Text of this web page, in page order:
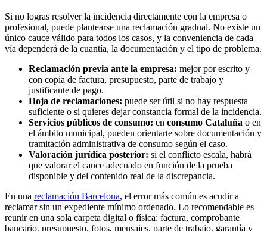
Si no logras resolver la incidencia directamente con la empresa o
profesional, puede plantearse una reclamación gradual. No existe un
único cauce válido para todos los casos, y la conveniencia de cada
vía dependerá de la cuantía, la documentación y el tipo de problema.
Reclamación previa ante la empresa: mejor por escrito y
con copia de factura, presupuesto, parte de trabajo y
justificante de pago.
Hoja de reclamaciones: puede ser útil si no hay respuesta
suficiente o si quieres dejar constancia formal de la incidencia.
Servicios públicos de consumo: en consumo Cataluña o en
el ámbito municipal, pueden orientarte sobre documentación y
tramitación administrativa de consumo según el caso.
Valoración jurídica posterior: si el conflicto escala, habrá
que valorar el cauce adecuado en función de la prueba
disponible y del contenido real de la discrepancia.
En una reclamación Barcelona, el error más común es acudir a
reclamar sin un expediente mínimo ordenado. Lo recomendable es
reunir en una sola carpeta digital o física: factura, comprobante
bancario, presupuesto, fotos, mensajes, parte de trabajo, garantía y